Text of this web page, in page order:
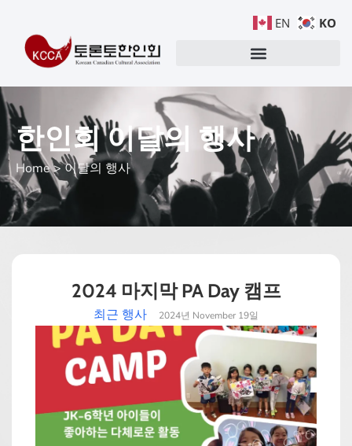
한인회 이달의 행사
Home > 이달의 행사
2024 마지막 PA Day 캠프
최근 행사 2024년 November 19일
EN KO